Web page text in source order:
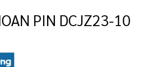
PIN DCJZ23-10